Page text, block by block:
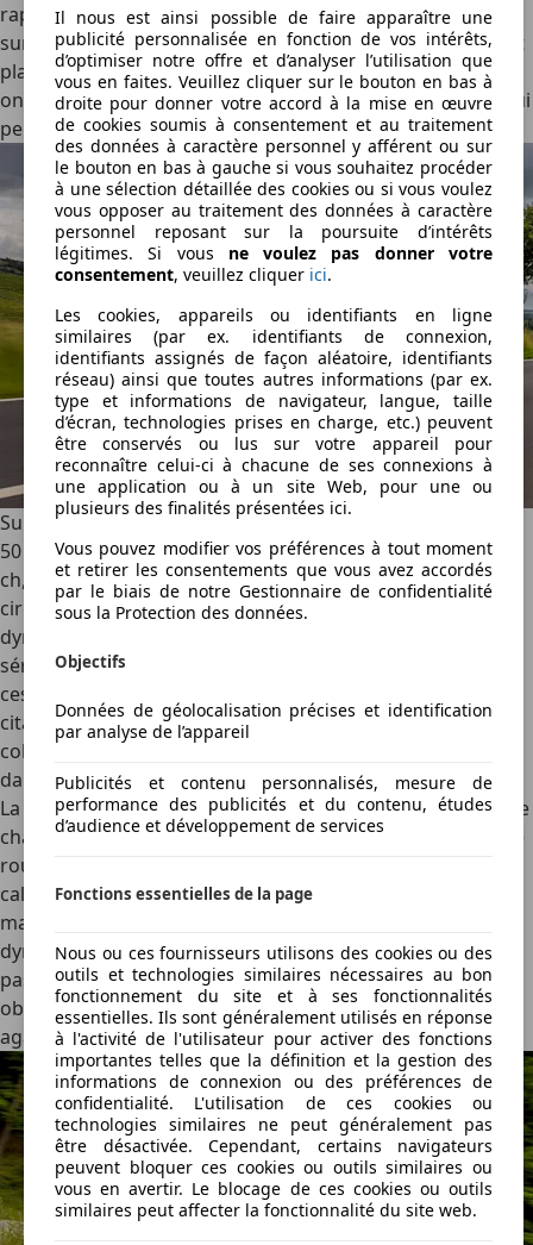
rapide monte à 156 kW sur la version d'entrée et à 174 kW
sur la grande batterie, avec une courbe remarquablement
plate qui limite les temps d'arrêt à la borne. Pour le reste,
on trouve un chargeur bidirectionnel de 11 kW de série qui
permet une fonction V2L jusqu’à 3,3 kW.
Sur la route
50 % du poids sur chaque essieu, propulsion arrière, 218
ch, double triangulation à l'arrière et mise au point sur le
circuit d'Alfa Romeo à Balocco : le cahier des charges
dynamique de la B05 méritait qu'on s'y attarde
sérieusement. Il faut le dire : le résultat est à la hauteur de
ces promesses ! La B05 n'est pas une sportive déguisée en
citadine raisonnable, mais une compacte dynamiquement
cohérente, précise et engageante sans jamais basculer
dans l'inconfort.
La motorisation répond avec franchise, sans brutalité, et le
châssis se montre d'une stabilité rassurante en courbe. Le
roulis est bien maîtrisé, la direction est correctement
calibrée, et la suspension absorbe les aspérités sans
malmener les passagers. La parenté stylistique et
dynamique avec une future BMW Série 1 électrique n'est
pas usurpée. Seul bémol : les assistances à la conduite –
obligation européenne - peuvent se montrer intrusives et
agaçantes.
Il nous est ainsi possible de faire apparaître une
publicité personnalisée en fonction de vos intérêts,
d’optimiser notre offre et d’analyser l’utilisation que
vous en faites. Veuillez cliquer sur le bouton en bas à
droite pour donner votre accord à la mise en œuvre
de cookies soumis à consentement et au traitement
des données à caractère personnel y afférent ou sur
le bouton en bas à gauche si vous souhaitez procéder
à une sélection détaillée des cookies ou si vous voulez
vous opposer au traitement des données à caractère
personnel reposant sur la poursuite d’intérêts
légitimes. Si vous ne voulez pas donner votre
consentement, veuillez cliquer ici.
Les cookies, appareils ou identifiants en ligne
similaires (par ex. identifiants de connexion,
identifiants assignés de façon aléatoire, identifiants
réseau) ainsi que toutes autres informations (par ex.
type et informations de navigateur, langue, taille
d’écran, technologies prises en charge, etc.) peuvent
être conservés ou lus sur votre appareil pour
reconnaître celui-ci à chacune de ses connexions à
une application ou à un site Web, pour une ou
plusieurs des finalités présentées ici.
Vous pouvez modifier vos préférences à tout moment
et retirer les consentements que vous avez accordés
par le biais de notre Gestionnaire de confidentialité
sous la Protection des données.
Objectifs
Données de géolocalisation précises et identification
par analyse de l’appareil
Publicités et contenu personnalisés, mesure de
performance des publicités et du contenu, études
d’audience et développement de services
Fonctions essentielles de la page
Nous ou ces fournisseurs utilisons des cookies ou des
outils et technologies similaires nécessaires au bon
fonctionnement du site et à ses fonctionnalités
essentielles. Ils sont généralement utilisés en réponse
à l'activité de l'utilisateur pour activer des fonctions
importantes telles que la définition et la gestion des
informations de connexion ou des préférences de
confidentialité. L'utilisation de ces cookies ou
technologies similaires ne peut généralement pas
être désactivée. Cependant, certains navigateurs
peuvent bloquer ces cookies ou outils similaires ou
vous en avertir. Le blocage de ces cookies ou outils
similaires peut affecter la fonctionnalité du site web.